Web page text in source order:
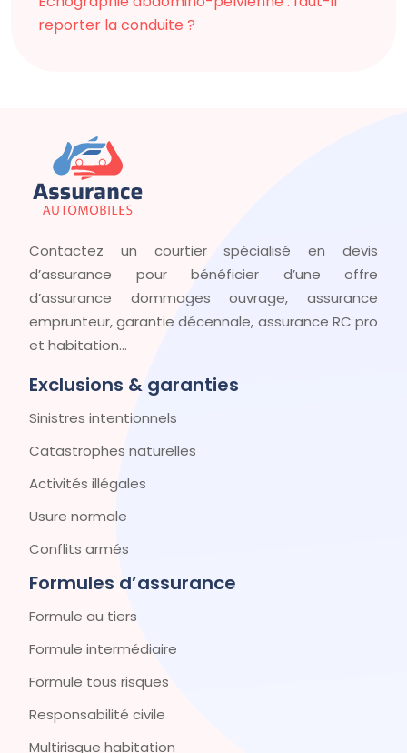
reporter la conduite ?
Contactez un courtier spécialisé en devis
d’assurance pour bénéficier d’une offre
d’assurance dommages ouvrage, assurance
emprunteur, garantie décennale, assurance RC pro
et habitation…
Exclusions & garanties
Sinistres intentionnels
Catastrophes naturelles
Activités illégales
Usure normale
Conflits armés
Formules d’assurance
Formule au tiers
Formule intermédiaire
Formule tous risques
Responsabilité civile
Multirisque habitation